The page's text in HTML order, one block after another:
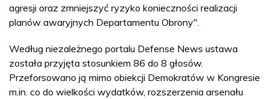
agresji oraz zmniejszyć ryzyko konieczności realizacji
planów awaryjnych Departamentu Obrony".
Według niezależnego portalu Defense News ustawa
została przyjęta stosunkiem 86 do 8 głosów.
Przeforsowano ją mimo obiekcji Demokratów w Kongresie
m.in. co do wielkości wydatków, rozszerzenia arsenału